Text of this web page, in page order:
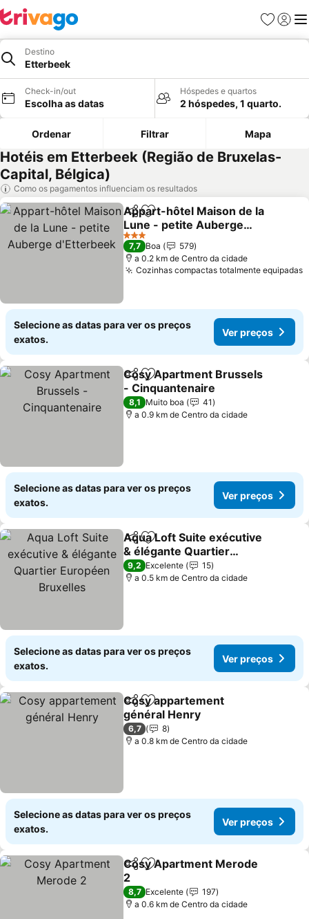
Favoritos
Iniciar
Destino
Etterbeek
Check-in/out
Escolha as datas
Hóspedes e quartos
2 hóspedes, 1 quarto.
Ordenar Filtrar Mapa
Hotéis em Etterbeek (Região de Bruxelas-
Capital, Bélgica)
Como os pagamentos influenciam os resultados
PartilharAdicionar aos favoritos
Appart-hôtel Maison de la
Lune - petite Auberge
d'Etterbeek
Ver preços
3 Estrelas
7,7 Boa
579
a 0.2 km de Centro da cidade
Cozinhas compactas totalmente equipadas
Selecione as datas para ver os preços
exatos.
Ver preços
PartilharAdicionar aos favoritos
Cosy Apartment Brussels
- Cinquantenaire
Ver preços
8,1 Muito boa
41
a 0.9 km de Centro da cidade
Selecione as datas para ver os preços
exatos.
Ver preços
PartilharAdicionar aos favoritos
Aqua Loft Suite exécutive
& élégante Quartier
Européen Bruxelles
Ver preços
9,2 Excelente
15
a 0.5 km de Centro da cidade
Selecione as datas para ver os preços
exatos.
Ver preços
PartilharAdicionar aos favoritos
Cosy appartement
général Henry
Ver preços
6,7
8
a 0.8 km de Centro da cidade
Selecione as datas para ver os preços
exatos.
Ver preços
PartilharAdicionar aos favoritos
Cosy Apartment Merode
2
Ver preços
8,7 Excelente
197
a 0.6 km de Centro da cidade